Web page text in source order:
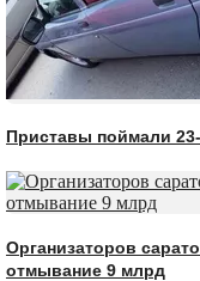
Приставы поймали
Организаторов
отмывание 9 млрд